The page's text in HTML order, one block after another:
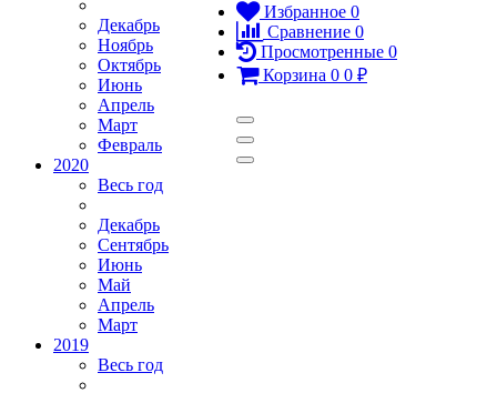
Декабрь
Ноябрь
Октябрь
Июнь
Апрель
Март
Февраль
2020
Весь год
Декабрь
Сентябрь
Июнь
Май
Апрель
Март
2019
Весь год
Избранное 0
Сравнение 0
Просмотренные 0
Корзина 0 0 ₽